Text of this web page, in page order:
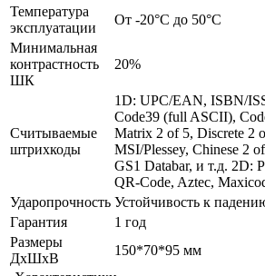
Температура
эксплуатации
От -20°C до 50°C
Минимальная
контрастность
ШК
20%
Считываемые
штрихкоды
1D: UPC/EAN, ISBN/
Code39 (full ASCII),
Matrix 2 of 5, Discrete 2
MSI/Plessey, Chinese 2
GS1 Databar, и т.д. 2D:
QR-Code, Aztec,
Ударопрочность Устойчивость к
Гарантия
1 год
Размеры
ДхШхВ
150*70*95 мм